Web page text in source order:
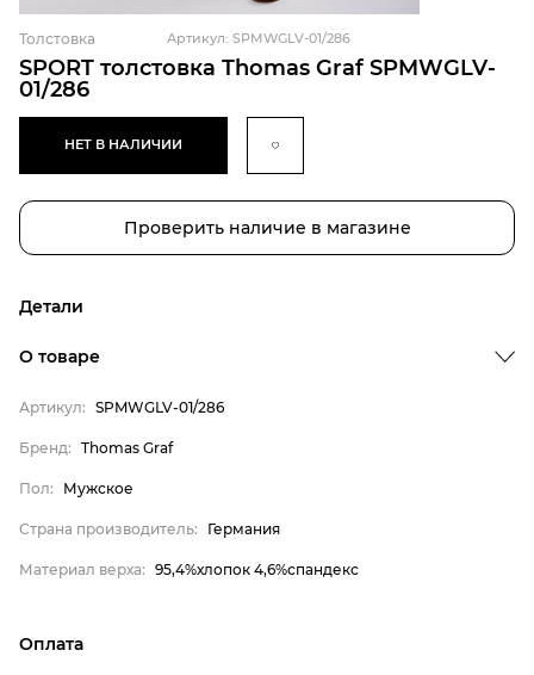
SPORT толстовка Thomas Graf SPMWGLV-
01/286
Толстовка Артикул: SPMWGLV-01/286
НЕТ В НАЛИЧИИ
Проверить наличие в магазине
Детали
Бренд
Страна производитель
О товаре
Артикул: SPMWGLV-01/286
Бренд: Thomas Graf
Пол: Мужское
Страна производитель: Германия
Материал верха: 95,4%хлопок 4,6%спандекс
Оплата